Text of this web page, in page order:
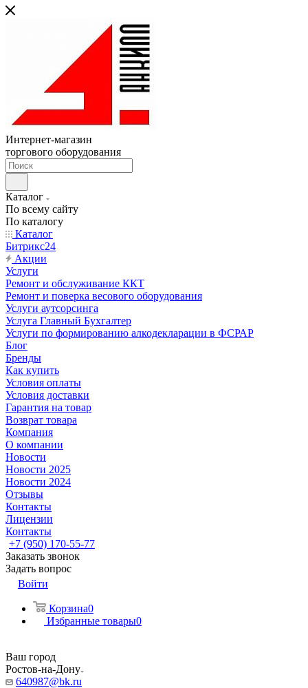
Интернет-магазин
торгового оборудования
Каталог
По всему сайту
По каталогу
Каталог
Битрикс24
Акции
Услуги
Ремонт и обслуживание ККТ
Ремонт и поверка весового оборудования
Услуги аутсорсинга
Услуга Главный Бухгалтер
Услуги по формированию алкодекларации в ФСРАР
Блог
Бренды
Как купить
Условия оплаты
Условия доставки
Гарантия на товар
Возврат товара
Компания
О компании
Новости
Новости 2025
Новости 2024
Отзывы
Контакты
Лицензии
Контакты
+7 (950) 170-55-77
Заказать звонок
Задать вопрос
Войти
Корзина0
Избранные товары0
Ваш город
Ростов-на-Дону
640987@bk.ru